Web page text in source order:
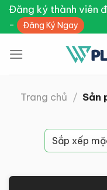
Skip
content
Đăng ký thành viên
-
Đăng Ký Ngay
Trang chủ / Sản